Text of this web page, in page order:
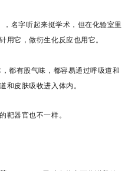
，名字听起来挺学术，但在化验室里
它，做衍生化反应也用它。
都有股气味，都容易通过呼吸道和
和皮肤吸收进入体内。
靶器官也不一样。